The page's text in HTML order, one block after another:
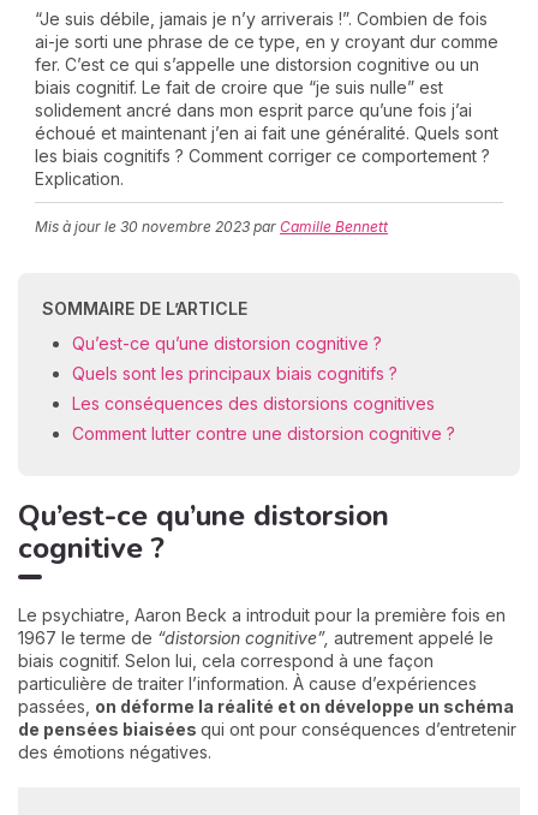
“Je suis débile, jamais je n’y arriverais !”. Combien de fois
ai-je sorti une phrase de ce type, en y croyant dur comme
fer. C’est ce qui s’appelle une distorsion cognitive ou un
biais cognitif. Le fait de croire que “je suis nulle” est
solidement ancré dans mon esprit parce qu’une fois j’ai
échoué et maintenant j’en ai fait une généralité. Quels sont
les biais cognitifs ? Comment corriger ce comportement ?
Explication.
Mis à jour le 30 novembre 2023 par Camille Bennett
SOMMAIRE DE L’ARTICLE
Qu’est-ce qu’une distorsion cognitive ?
Quels sont les principaux biais cognitifs ?
Les conséquences des distorsions cognitives
Comment lutter contre une distorsion cognitive ?
Qu’est-ce qu’une distorsion
cognitive ?
Le psychiatre, Aaron Beck a introduit pour la première fois en
1967 le terme de “distorsion cognitive”, autrement appelé le
biais cognitif. Selon lui, cela correspond à une façon
particulière de traiter l’information. À cause d’expériences
passées, on déforme la réalité et on développe un schéma
de pensées biaisées qui ont pour conséquences d’entretenir
des émotions négatives.